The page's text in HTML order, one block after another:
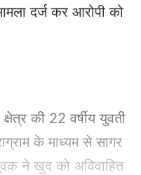
दर्ज कर आरोपी को
की 22 वर्षीय युवती
के माध्यम से सागर
ने खुद को अविवाहित